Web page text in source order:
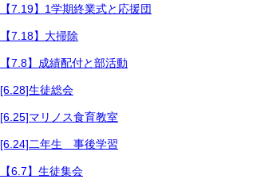
【7.19】1学期終業式と応援団
【7.18】大掃除
【7.8】成績配付と部活動
[6.28]生徒総会
[6.25]マリノス食育教室
[6.24]二年生 事後学習
【6.7】生徒集会